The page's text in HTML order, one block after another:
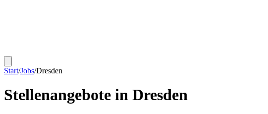
Start/Jobs/Dresden
Stellenangebote in Dresden